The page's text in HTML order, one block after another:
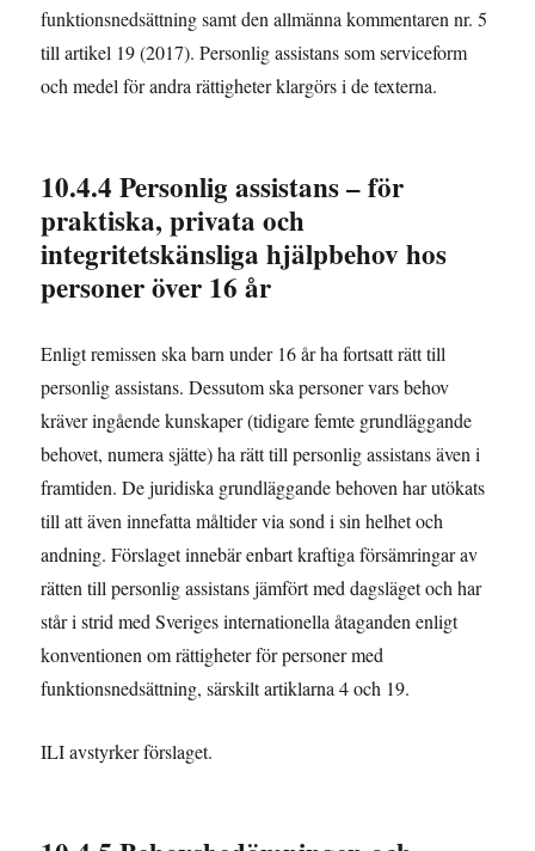
funktionsnedsättning samt den allmänna kommentaren nr. 5
till artikel 19 (2017). Personlig assistans som serviceform
och medel för andra rättigheter klargörs i de texterna.
10.4.4 Personlig assistans – för
praktiska, privata och
integritetskänsliga hjälpbehov hos
personer över 16 år
Enligt remissen ska barn under 16 år ha fortsatt rätt till
personlig assistans. Dessutom ska personer vars behov
kräver ingående kunskaper (tidigare femte grundläggande
behovet, numera sjätte) ha rätt till personlig assistans även i
framtiden. De juridiska grundläggande behoven har utökats
till att även innefatta måltider via sond i sin helhet och
andning. Förslaget innebär enbart kraftiga försämringar av
rätten till personlig assistans jämfört med dagsläget och har
står i strid med Sveriges internationella åtaganden enligt
konventionen om rättigheter för personer med
funktionsnedsättning, särskilt artiklarna 4 och 19.
ILI avstyrker förslaget.